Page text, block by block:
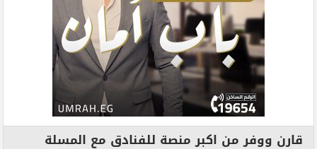
قارن ووفر من اكبر منصة للفنادق مع المسلة